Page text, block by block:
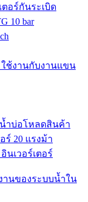
ตอร์กันระเบิด
10 bar
ใช้งานกับงานแขน
น้ำบ่อโหลดสินค้า
ร์ 20 แรงม้า
นเวอร์เตอร์
านของระบบน้ำใน